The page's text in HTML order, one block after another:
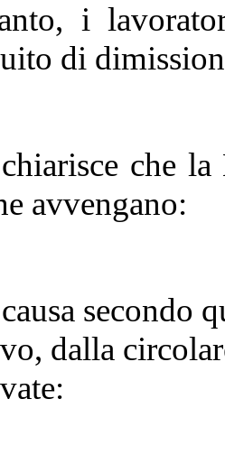
i
di
che
avvengano:
secondo
dalla